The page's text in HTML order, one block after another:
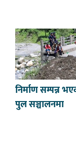
निर्माण सम्पन्न
पुल सञ्चालनमा